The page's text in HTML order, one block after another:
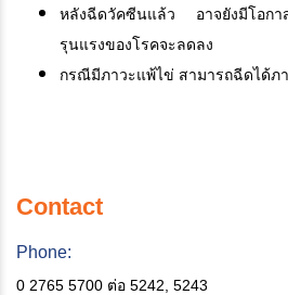
หลังฉีดวัคซีนแล้ว อาจยังมีโอกา
รุนแรงของโรคจะลดลง
กรณีมีภาวะแพ้ไข่ สามารถฉีดได้ภ
Contact
Phone:
0 2765 5700 ต่อ 5242, 5243